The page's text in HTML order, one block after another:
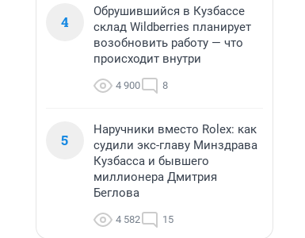
4
Обрушившийся в Кузбассе
склад Wildberries планирует
возобновить работу — что
происходит внутри
4 900 8
5
Наручники вместо Rolex: как
судили экс-главу Минздрава
Кузбасса и бывшего
миллионера Дмитрия
Беглова
4 582 15